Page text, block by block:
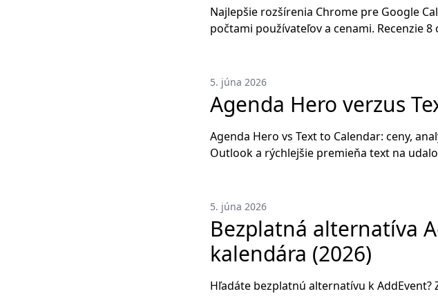
Najlepšie rozšírenia Chrome pre Google
počtami používateľov a cenami. Recenzie
5. júna 2026
Agenda Hero verzus
Agenda Hero vs Text to Calendar: ceny,
Outlook a rýchlejšie premieňa text na
5. júna 2026
Bezplatná alternatíva
kalendára (2026)
Hľadáte bezplatnú alternatívu k